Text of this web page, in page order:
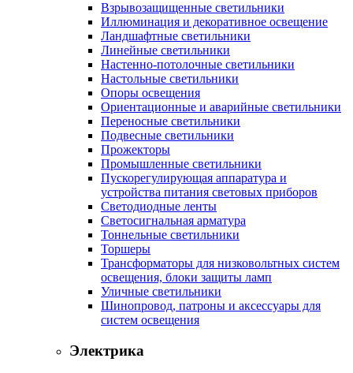
Взрывозащищенные светильники
Иллюминация и декоративное освещение
Ландшафтные светильники
Линейные светильники
Настенно-потолочные светильники
Настольные светильники
Опоры освещения
Ориентационные и аварийные светильники
Переносные светильники
Подвесные светильники
Прожекторы
Промышленные светильники
Пускорегулирующая аппаратура и
устройства питания световых приборов
Светодиодные ленты
Светосигнальная арматура
Тоннельные светильники
Торшеры
Трансформаторы для низковольтных систем
освещения, блоки защиты ламп
Уличные светильники
Шинопровод, патроны и аксессуары для
систем освещения
Электрика